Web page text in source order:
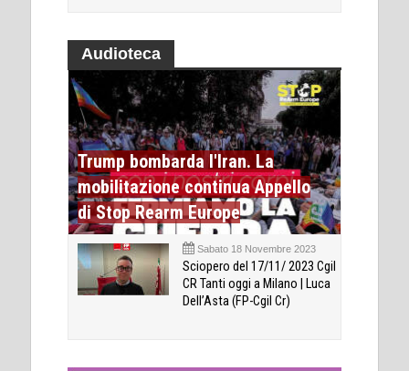
Audioteca
Trump bombarda l'Iran. La
mobilitazione continua Appello
di Stop Rearm Europe
Sabato 18 Novembre 2023
Sciopero del 17/11/ 2023 Cgil
CR Tanti oggi a Milano | Luca
Dell’Asta (FP-Cgil Cr)